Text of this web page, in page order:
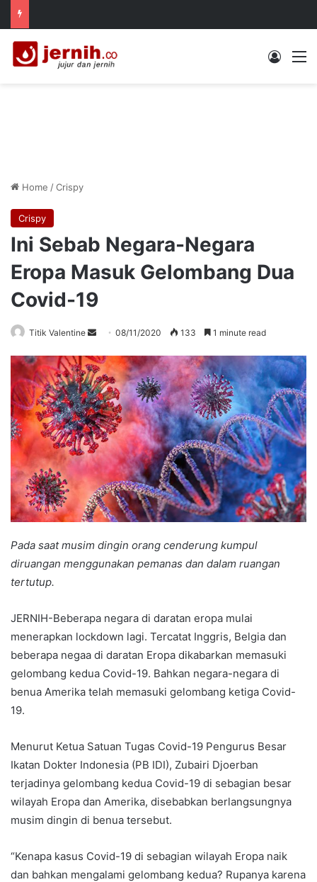
Log In
Home /Crispy
Crispy
Ini Sebab Negara-Negara
Eropa Masuk Gelombang Dua
Covid-19
Titik Valentine
Send
email
08/11/2020 133 1 minute read
Pada saat musim dingin orang cenderung kumpul
diruangan menggunakan pemanas dan dalam ruangan
tertutup.
JERNIH-Beberapa negara di daratan eropa mulai
menerapkan lockdown lagi. Tercatat Inggris, Belgia dan
beberapa negaa di daratan Eropa dikabarkan memasuki
gelombang kedua Covid-19. Bahkan negara-negara di
benua Amerika telah memasuki gelombang ketiga Covid-
19.
Menurut Ketua Satuan Tugas Covid-19 Pengurus Besar
Ikatan Dokter Indonesia (PB IDI), Zubairi Djoerban
terjadinya gelombang kedua Covid-19 di sebagian besar
wilayah Eropa dan Amerika, disebabkan berlangsungnya
musim dingin di benua tersebut.
“Kenapa kasus Covid-19 di sebagian wilayah Eropa naik
dan bahkan mengalami gelombang kedua? Rupanya karena